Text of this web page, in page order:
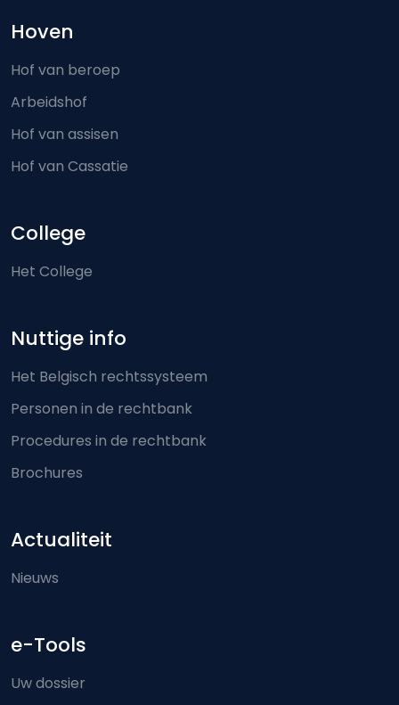
Hoven
Hof van beroep
Arbeidshof
Hof van assisen
Hof van Cassatie
College
Het College
Nuttige info
Het Belgisch rechtssysteem
Personen in de rechtbank
Procedures in de rechtbank
Brochures
Actualiteit
Nieuws
e-Tools
Uw dossier